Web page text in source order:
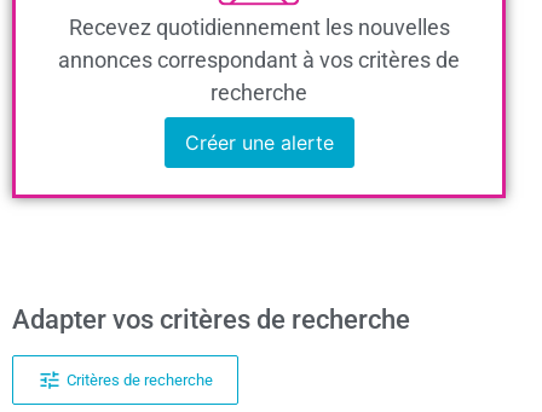
Recevez quotidiennement les nouvelles
annonces correspondant à vos critères de
recherche
Créer une alerte
Adapter vos critères de recherche
Critères de recherche